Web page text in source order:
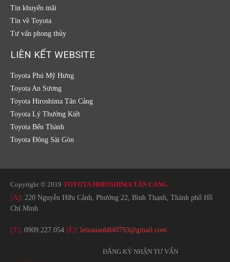
Tin khuyến mãi
Tin về Toyota
Tư vấn phong thủy
LIÊN KẾT WEBSITE
Toyota Phú Mỹ Hưng
Toyota An Sương
Toyota Hiroshima Tân Cảng
Toyota Lý Thường Kiệt
Toyota Bến Thành
Toyota Đông Sài Gòn
Copyright © 2019 TOYOTA HIROSHIMA TÂN CẢNG
[A] : 220 Nguyễn Hữu Cảnh, Phường 22, Bình Thạnh, Thành phố Hồ
Chí Minh
[T] : 0909.227.054 [E] : letuananh040793@gmail.com
ĐĂNG KÝ NHẬN TƯ VẤN